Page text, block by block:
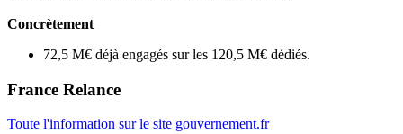
Concrètement
72,5 M€ déjà engagés sur les 120,5 M€ dédiés.
France Relance
Toute l'information sur le site gouvernement.fr